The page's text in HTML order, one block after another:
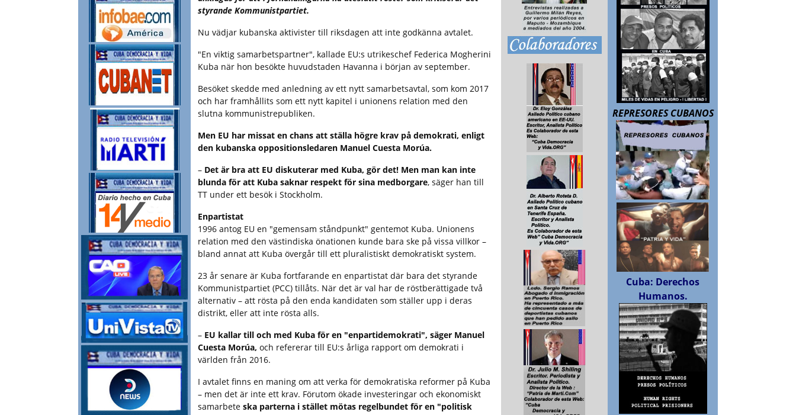
styrande Kommunistpartiet.
Nu vädjar kubanska aktivister till riksdagen att inte godkänna avtalet.
"En viktig samarbetspartner", kallade EU:s utrikeschef Federica Mogherini
Kuba när hon besökte huvudstaden Havanna i början av september.
Besöket skedde med anledning av ett nytt samarbetsavtal, som kom 2017
och har framhållits som ett nytt kapitel i unionens relation med den
slutna kommunistrepubliken.
Men EU har missat en chans att ställa högre krav på demokrati, enligt
den kubanska oppositionsledaren Manuel Cuesta Morúa.
– Det är bra att EU diskuterar med Kuba, gör det! Men man kan inte
blunda för att Kuba saknar respekt för sina medborgare, säger han till
TT under ett besök i Stockholm.
Enpartistat
1996 antog EU en "gemensam ståndpunkt" gentemot Kuba. Unionens
relation med den västindiska önationen kunde bara ske på vissa villkor –
bland annat att Kuba övergår till ett pluralistiskt demokratiskt system.
23 år senare är Kuba fortfarande en enpartistat där bara det styrande
Kommunistpartiet (PCC) tillåts. När det är val har de röstberättigade två
alternativ – att rösta på den enda kandidaten som ställer upp i deras
distrikt, eller att inte rösta alls.
– EU kallar till och med Kuba för en "enpartidemokrati", säger Manuel
Cuesta Morúa, och refererar till EU:s årliga rapport om demokrati i
världen från 2016.
I avtalet finns en maning om att verka för demokratiska reformer på Kuba
– men det är inte ett krav. Förutom ökade investeringar och ekonomiskt
samarbete ska parterna i stället mötas regelbundet för en "politisk
REPRESORES CUBANOS
Cuba: Derechos
Humanos.